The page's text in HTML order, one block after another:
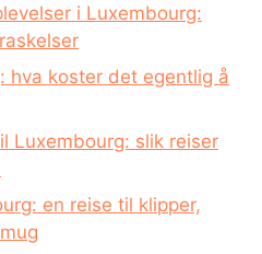
i Luxembourg:
hva koster det egentlig å
Luxembourg: slik reiser
en reise til klipper,